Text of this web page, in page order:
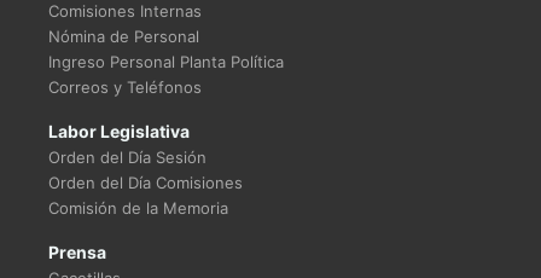
Comisiones Internas
Nómina de Personal
Ingreso Personal Planta Política
Correos y Teléfonos
Labor Legislativa
Orden del Día Sesión
Orden del Día Comisiones
Comisión de la Memoria
Prensa